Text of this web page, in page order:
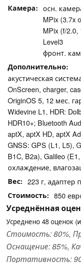
Камера
осн.
MPix (3.7x
MPix (f/2.0,
Level3
фронт.
Дополнительно
акустическая
OnScreen, charger,
OriginOS 5, 12 мес.
Widevine L1, HDR:
HDR10+; Bluetooth
aptX, aptX HD, aptX
GNSS: GPS (L1, L5),
B1C, B2a), Galileo
охлаждение,
Вес 223 г, адаптер
Стоимость 850
Усреднённая
Усреднено 48 оценок
Стоимость: 80%,
Оснащение: 85%,
Портативность: